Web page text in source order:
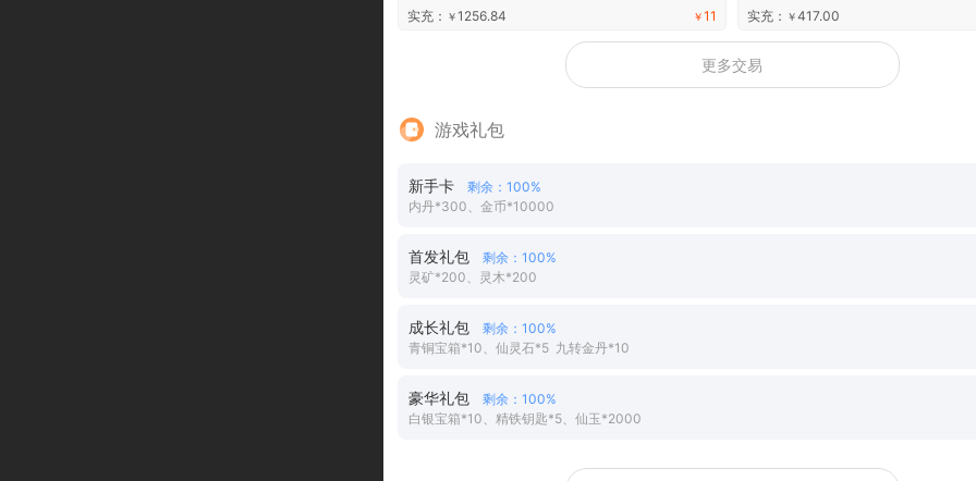
￥11
实充： ￥1256.84 实充： ￥417.00
更多交易
游戏礼包
新手卡
剩余：100%
内丹*300、金币*10000
首发礼包
剩余：100%
灵矿*200、灵木*200
成长礼包
剩余：100%
青铜宝箱*10、仙灵石*5 九转金丹*10
豪华礼包
剩余：100%
白银宝箱*10、精铁钥匙*5、仙玉*2000